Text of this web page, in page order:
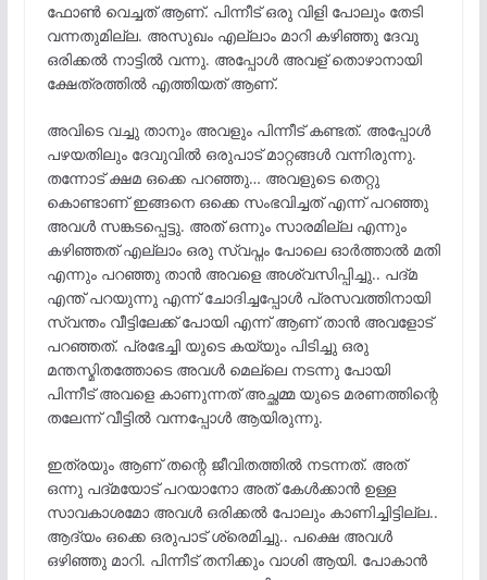
ഫോൺ വെച്ചത് ആണ്. പിന്നീട് ഒരു വിളി പോലും തേടി
വന്നതുമില്ല. അസുഖം എല്ലാം മാറി കഴിഞ്ഞു ദേവു
ഒരിക്കൽ നാട്ടിൽ വന്നു. അപ്പോൾ അവള് തൊഴാനായി
ക്ഷേത്രത്തിൽ എത്തിയത് ആണ്.
അവിടെ വച്ചു താനും അവളും പിന്നീട് കണ്ടത്. അപ്പോൾ
പഴയതിലും ദേവുവിൽ ഒരുപാട് മാറ്റങ്ങൾ വന്നിരുന്നു.
തന്നോട് ക്ഷമ ഒക്കെ പറഞ്ഞു… അവളുടെ തെറ്റു
കൊണ്ടാണ് ഇങ്ങനെ ഒക്കെ സംഭവിച്ചത് എന്ന് പറഞ്ഞു
അവൾ സങ്കടപ്പെട്ടു. അത് ഒന്നും സാരമില്ല എന്നും
കഴിഞ്ഞത് എല്ലാം ഒരു സ്വപ്നം പോലെ ഓർത്താൽ മതി
എന്നും പറഞ്ഞു താൻ അവളെ അശ്വസിപ്പിച്ചു.. പദ്മ
എന്ത് പറയുന്നു എന്ന് ചോദിച്ചപ്പോൾ പ്രസവത്തിനായി
സ്വന്തം വീട്ടിലേക്ക് പോയി എന്ന് ആണ് താൻ അവളോട്
പറഞ്ഞത്. പ്രഭേച്ചി യുടെ കയ്യും പിടിച്ചു ഒരു
മന്തസ്മിതത്തോടെ അവൾ മെല്ലെ നടന്നു പോയി
പിന്നീട് അവളെ കാണുന്നത് അച്ഛമ്മ യുടെ മരണത്തിന്റെ
തലേന്ന് വീട്ടിൽ വന്നപ്പോൾ ആയിരുന്നു.
ഇത്രയും ആണ് തന്റെ ജീവിതത്തിൽ നടന്നത്. അത്
ഒന്നു പദ്മയോട് പറയാനോ അത് കേൾക്കാൻ ഉള്ള
സാവകാശമോ അവൾ ഒരിക്കൽ പോലും കാണിച്ചിട്ടില്ല..
ആദ്യം ഒക്കെ ഒരുപാട് ശ്രെമിച്ചു.. പക്ഷെ അവൾ
ഒഴിഞ്ഞു മാറി. പിന്നീട് തനിക്കും വാശി ആയി. പോകാൻ